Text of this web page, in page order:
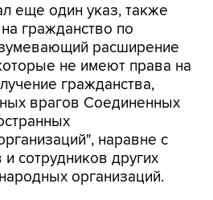
еще один указ, также
гражданство по
расширение
не имеют права на
гражданства,
врагов Соединенных
наравне с
сотрудников других
организаций.